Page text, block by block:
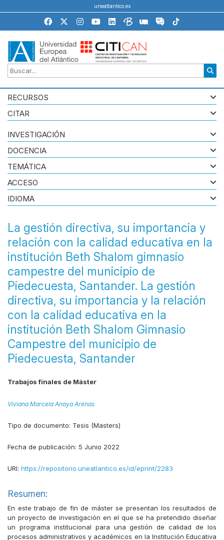
uneatlantico.es
RECURSOS
CITAR
La gestión directiva, su importancia y
relación con la calidad educativa en la
institución Beth Shalom gimnasio
campestre del municipio de
Piedecuesta, Santander. La gestión
directiva, su importancia y la relación
con la calidad educativa en la
institución Beth Shalom Gimnasio
Campestre del municipio de
Piedecuesta, Santander
Trabajos finales de Máster
Viviana Marcela Anaya Arenas
Tipo de documento: Tesis (Masters)
Fecha de publicación: 5 Junio 2022
URI: https://repositorio.uneatlantico.es/id/eprint/2283
Resumen:
En este trabajo de fin de máster se presentan los resultados de
un proyecto de investigación en el que se ha pretendido diseñar
un programa institucional para una gestión de calidad de los
procesos administrativos y académicos en la Institución Educativa
INVESTIGACIÓN
DOCENCIA
TEMÁTICA
ACCESO
IDIOMA